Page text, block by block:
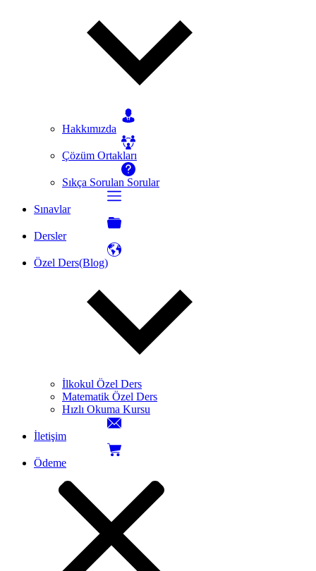
Hakkımızda
Çözüm Ortakları
Sıkça Sorulan Sorular
Sınavlar
Dersler
Özel Ders(Blog)
İlkokul Özel Ders
Matematik Özel Ders
Hızlı Okuma Kursu
İletişim
Ödeme